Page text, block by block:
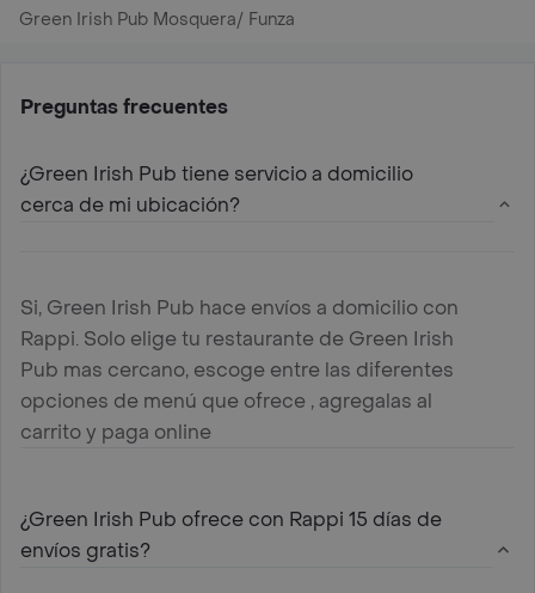
Green Irish Pub Mosquera/ Funza
Preguntas frecuentes
¿Green Irish Pub tiene servicio a domicilio
cerca de mi ubicación?
Si, Green Irish Pub hace envíos a domicilio con
Rappi. Solo elige tu restaurante de Green Irish
Pub mas cercano, escoge entre las diferentes
opciones de menú que ofrece , agregalas al
carrito y paga online
¿Green Irish Pub ofrece con Rappi 15 días de
envíos gratis?